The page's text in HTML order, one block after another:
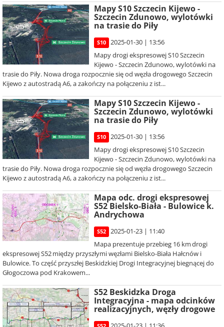
Mapy S10 Szczecin Kijewo -
Szczecin Zdunowo, wylotówki
na trasie do Piły
S10
2025-01-30 | 13:56
Mapy drogi ekspresowej S10 Szczecin
Kijewo - Szczecin Zdunowo, wylotówki na
trasie do Piły. Nowa droga rozpocznie się od węzła drogowego Szczecin
Kijewo z autostradą A6, a zakończy na połączeniu z ist...
Mapy S10 Szczecin Kijewo -
Szczecin Zdunowo, wylotówki
na trasie do Piły
S10
2025-01-30 | 13:56
Mapy drogi ekspresowej S10 Szczecin
Kijewo - Szczecin Zdunowo, wylotówki na
trasie do Piły. Nowa droga rozpocznie się od węzła drogowego Szczecin
Kijewo z autostradą A6, a zakończy na połączeniu z ist...
Mapa odc. drogi ekspresowej
S52 Bielsko-Biała - Bulowice k.
Andrychowa
S52
2025-01-23 | 11:40
Mapa prezentuje przebieg 16 km drogi
ekspresowej S52 między przyszłymi węzłami Bielsko-Biała Hałcnów i
Bulowice. To część przyszłej Beskidzkiej Drogi Integracyjnej biegnącej do
Głogoczowa pod Krakowem...
S52 Beskidzka Droga
Integracyjna - mapa odcinków
realizacyjnych, węzły drogowe